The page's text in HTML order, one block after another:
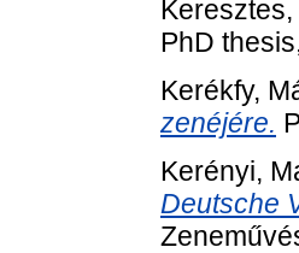
PhD
Kerékfy,
zenéjére.
Kerényi,
Deutsche